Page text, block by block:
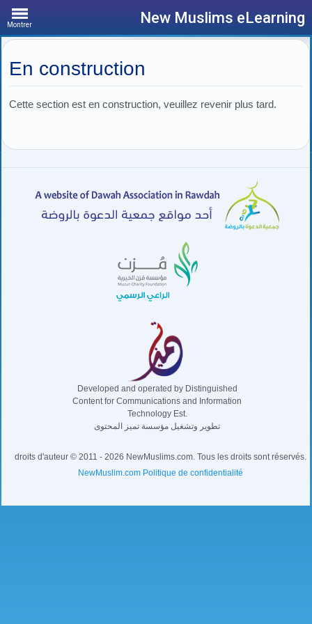
Montrer New Muslims eLearning
En construction
Cette section est en construction, veuillez revenir plus tard.
Developed and operated by Distinguished
Content for Communications and Information
Technology Est.
تطوير وتشغيل مؤسسة تميز المحتوى
droits d'auteur © 2011 - 2026 NewMuslims.com. Tous les droits sont réservés.
NewMuslim.com Politique de confidentialité